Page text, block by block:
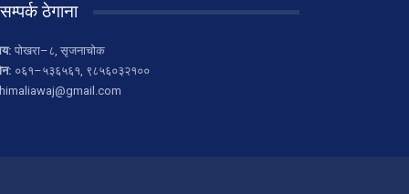
सम्पर्क ठेगाना
पोखरा–८, सृजनाचोक
०६१–५३६५६१, ९८५६०३२१००
himaliawaj@gmail.com